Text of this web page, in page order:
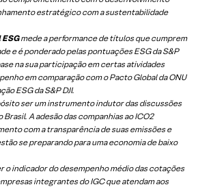
estratégico com a sustentabilidade
mede a performance de títulos que cumprem
e é ponderado pelas pontuações ESG da S&P
na sua participação em certas atividades
em comparação com o Pacto Global da ONU
ESG da S&P DJI.
ser um instrumento indutor das discussões
A adesão das companhias ao ICO2
com a transparência de suas emissões e
se preparando para uma economia de baixo
o indicador do desempenho médio das cotações
integrantes do IGC que atendam aos